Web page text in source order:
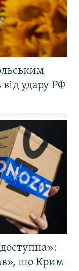
удару РФ
що Крим